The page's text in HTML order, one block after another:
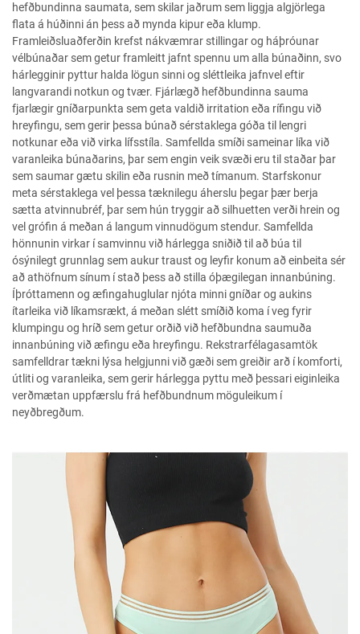
hefðbundinna saumata, sem skilar jaðrum sem liggja algjörlega
flata á húðinni án þess að mynda kipur eða klump.
Framleiðsluaðferðin krefst nákvæmrar stillingar og háþróunar
vélbúnaðar sem getur framleitt jafnt spennu um alla búnaðinn, svo
hárlegginir pyttur halda lögun sinni og sléttleika jafnvel eftir
langvarandi notkun og tvær. Fjárlægð hefðbundinna sauma
fjarlægir gníðarpunkta sem geta valdið irritation eða rífingu við
hreyfingu, sem gerir þessa búnað sérstaklega góða til lengri
notkunar eða við virka lífsstíla. Samfellda smíði sameinar líka við
varanleika búnaðarins, þar sem engin veik svæði eru til staðar þar
sem saumar gætu skilin eða rusnin með tímanum. Starfskonur
meta sérstaklega vel þessa tæknilegu áherslu þegar þær berja
sætta atvinnubréf, þar sem hún tryggir að silhuetten verði hrein og
vel grófin á meðan á langum vinnudögum stendur. Samfellda
hönnunin virkar í samvinnu við hárlegga sniðið til að búa til
ósýnilegt grunnlag sem aukur traust og leyfir konum að einbeita sér
að athöfnum sínum í stað þess að stilla óþægilegan innanbúning.
Íþróttamenn og æfingahuglular njóta minni gníðar og aukins
ítarleika við líkamsrækt, á meðan slétt smíðið koma í veg fyrir
klumpingu og hríð sem getur orðið við hefðbundna saumuða
innanbúning við æfingu eða hreyfingu. Rekstrarfélagasamtök
samfelldrar tækni lýsa helgjunni við gæði sem greiðir arð í komforti,
útliti og varanleika, sem gerir hárlegga pyttu með þessari eiginleika
verðmætan uppfærslu frá hefðbundnum möguleikum í
neyðbregðum.